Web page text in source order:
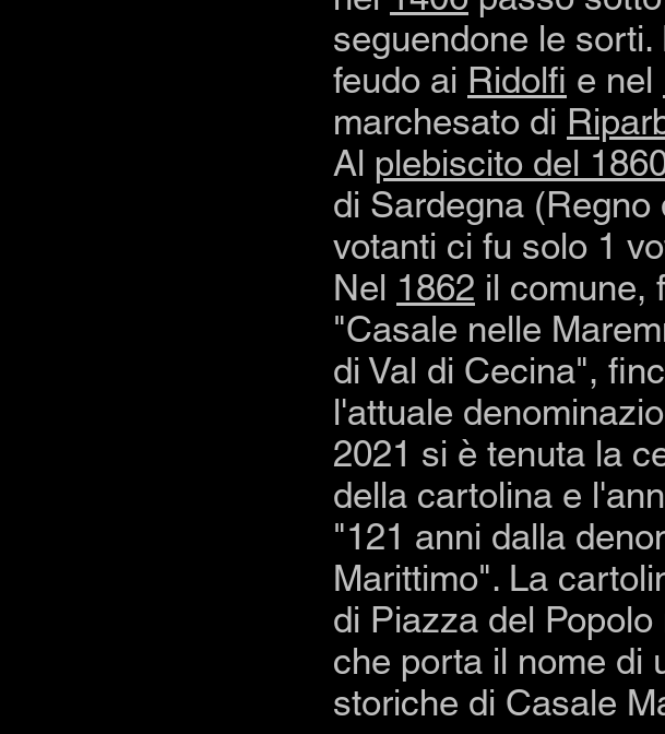
seguendone le
feudo ai Ridolfi e nel
marchesato di
Al plebiscito del
di Sardegna
votanti ci fu solo 1
Nel 1862 il comune,
"Casale nelle
di Val di Cecina",
l'attuale
2021 si è tenuta la
della cartolina e
"121 anni dalla
Marittimo". La
di Piazza del
che porta il nome di
storiche di Casale